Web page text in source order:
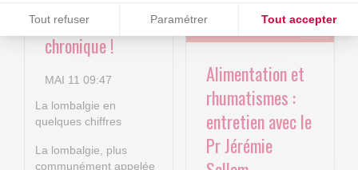
Tout refuser Paramétrer Tout accepter
Axeptio consent
Plateforme de Gestion du Consentement : Personnalisez vos
Notre plateforme vous permet d'adapter et de gérer vos
lombalgie
chronique !
MAI 11 09:47
La lombalgie en
quelques chiffres
La lombalgie, plus
communément appelée
Alimentation et
rhumatismes :
entretien avec le
Pr Jérémie